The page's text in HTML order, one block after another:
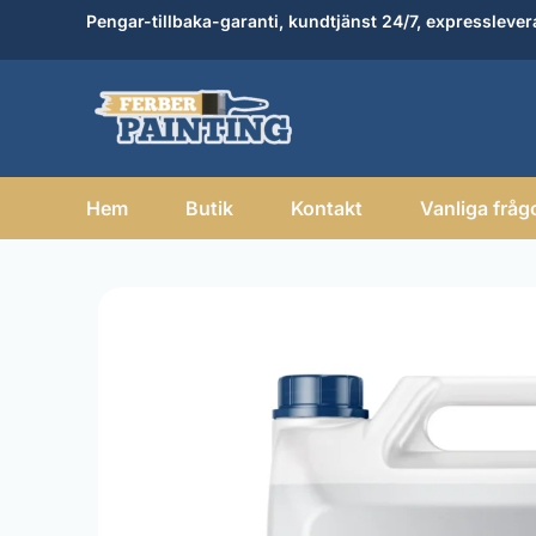
Pengar-tillbaka-garanti, kundtjänst 24/7,
Hem Butik Kontakt Vanliga